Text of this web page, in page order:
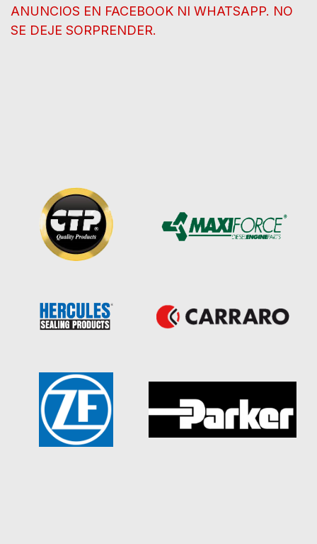
ANUNCIOS EN FACEBOOK NI WHATSAPP. NO
SE DEJE SORPRENDER.